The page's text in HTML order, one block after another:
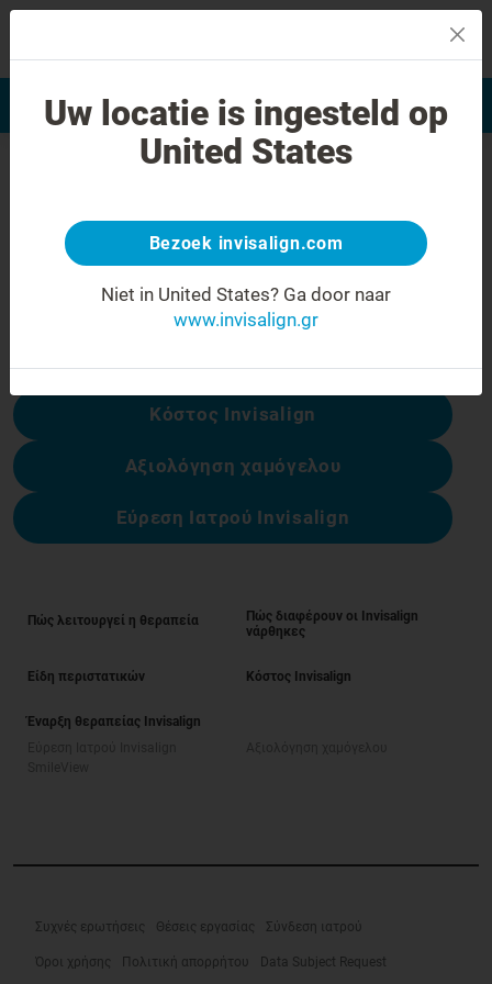
Αξιολόγηση χαμόγελου Εύρεση Ιατρού Invisalign
Σφάλμα 404
Γυρίστε την έκφραση προσώπου
ανάποδα
Αυτή η σελίδα δεν είναι διαθέσιμη, αλλά
Κόστος Invisalign
Αξιολόγηση χαμόγελου
Εύρεση Ιατρού Invisalign
Πώς λειτουργεί η θεραπεία
Πώς διαφέρουν οι Invisalign
νάρθηκες
Είδη περιστατικών Κόστος Invisalign
Έναρξη θεραπείας Invisalign
Συχνές ερωτήσεις Θέσεις εργασίας Σύνδεση ιατρού
Όροι χρήσης Πολιτική απορρήτου Data Subject Request
Uw locatie is ingesteld op
United States
Bezoek invisalign.com
Niet in United States? Ga door naar
www.invisalign.gr